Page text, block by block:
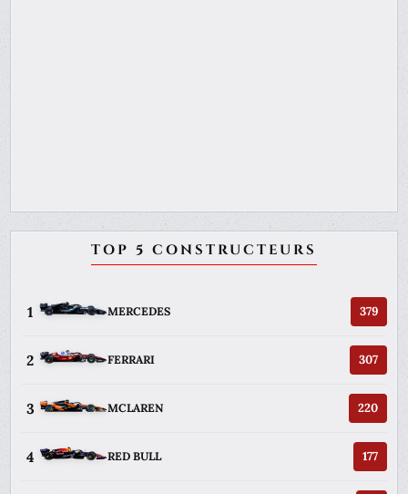
TOP 5 CONSTRUCTEURS
1 MERCEDES 379
2 FERRARI 307
3 MCLAREN 220
4 RED BULL 177